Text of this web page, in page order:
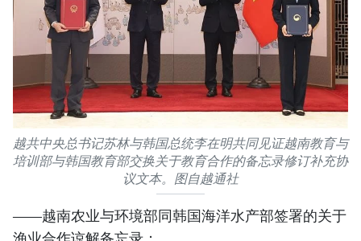
越共中央总书记苏林与韩国总统李在明共同见证越南教育与
培训部与韩国教育部交换关于教育合作的备忘录修订补充协
议文本。图自越通社
——越南农业与环境部同韩国海洋水产部签署的关于